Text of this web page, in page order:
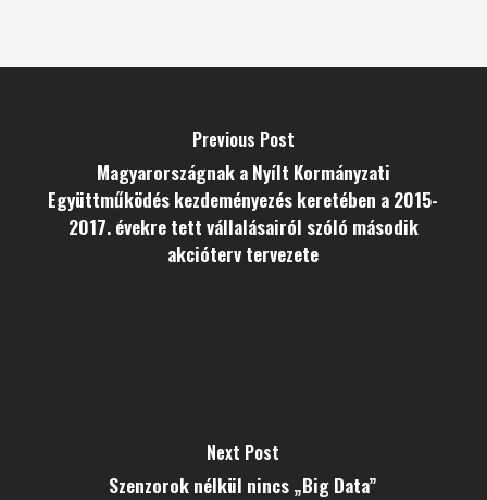
Previous Post
Magyarországnak a Nyílt Kormányzati
Együttműködés kezdeményezés keretében a 2015-
2017. évekre tett vállalásairól szóló második
akcióterv tervezete
Next Post
Szenzorok nélkül nincs „Big Data”